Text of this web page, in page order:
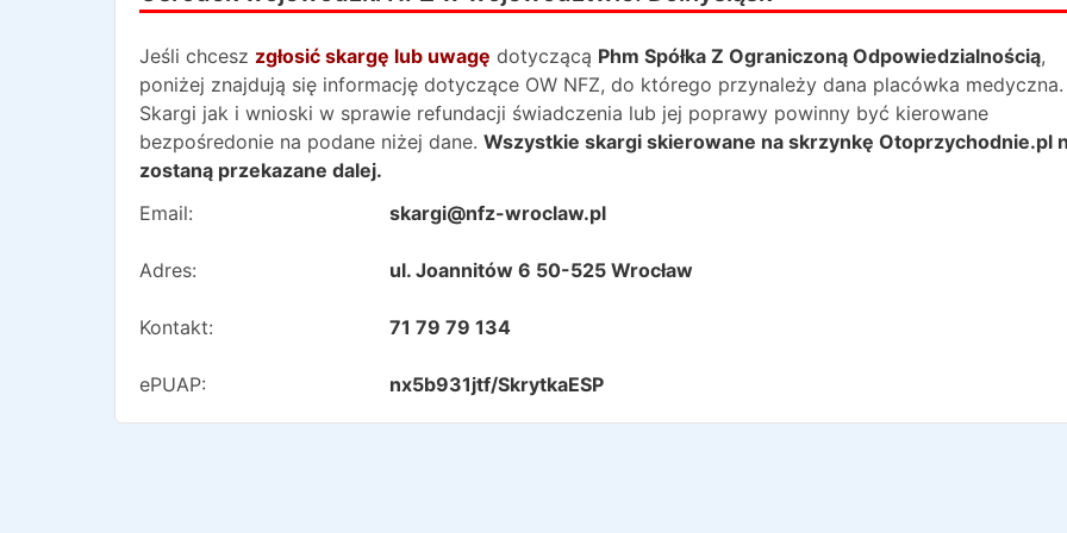
Jeśli chcesz zgłosić skargę lub uwagę dotyczącą Phm Spółka Z Ograniczoną Odpowiedzialnością,
poniżej znajdują się informację dotyczące OW NFZ, do którego przynależy dana placówka medyczna.
Skargi jak i wnioski w sprawie refundacji świadczenia lub jej poprawy powinny być kierowane
bezpośredonie na podane niżej dane. Wszystkie skargi skierowane na skrzynkę Otoprzychodnie.pl
zostaną przekazane dalej.
Email:
skargi@nfz-wroclaw.pl
Adres: ul. Joannitów 6 50-525 Wrocław
Kontakt: 71 79 79 134
ePUAP: nx5b931jtf/SkrytkaESP